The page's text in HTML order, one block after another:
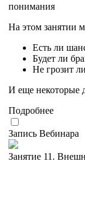
понимания
На этом занятии
Есть ли
Будет ли
Не грозит
И еще некоторые
Подробнее
Запись Вебинара
Занятие 11.